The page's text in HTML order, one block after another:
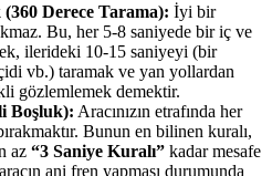
(360 Derece Tarama): İyi bir
Bu, her 5-8 saniyede bir iç ve
ilerideki 10-15 saniyeyi (bir
vb.) taramak ve yan yollardan
gözlemlemek demektir.
Boşluk): Aracınızın etrafında her
Bunun en bilinen kuralı,
az “3 Saniye Kuralı” kadar mesafe
ani fren yapması durumunda